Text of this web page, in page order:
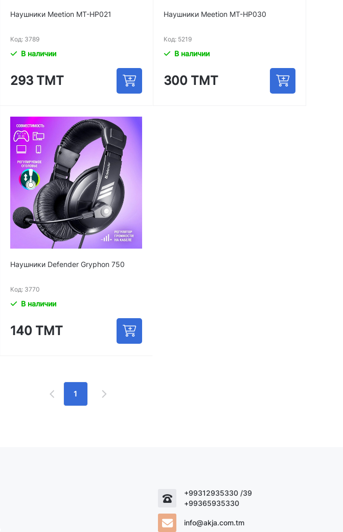
Наушники Meetion MT-HP021
Код: 3789
В наличии
293 ТМТ
Наушники Meetion MT-HP030
Код: 5219
В наличии
300 ТМТ
Наушники Defender Gryphon 750
Код: 3770
В наличии
140 ТМТ
1
+99312935330 /39
+99365935330
info@akja.com.tm